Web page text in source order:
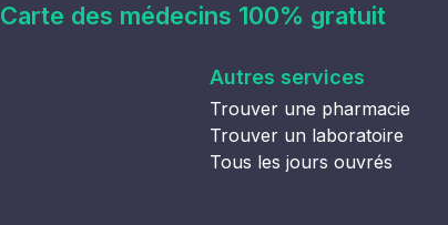
Carte des médecins 100% gratuit
Autres services
Trouver une pharmacie
Trouver un laboratoire
Tous les jours ouvrés